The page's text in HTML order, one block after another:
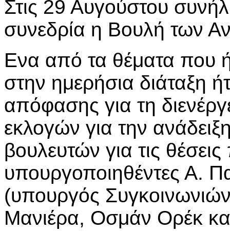
Στις 29 Αυγούστου
συνεδρία η Βουλή των
Ενα από τα θέματα που
στην ημερήσια διάταξη
απόφασης για τη
εκλογών για την
βουλευτών για τις
υπουργοποιηθέντες Α.
(υπουργός Συγκοινωνιών)
Μανιέρα, Οσμάν Ορέκ